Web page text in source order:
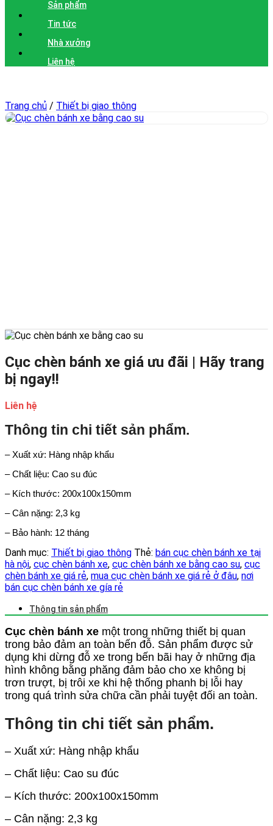
Sản phẩm
Tin tức
Nhà xưởng
Liên hệ
Trang chủ / Thiết bị giao thông
Cục chèn bánh xe giá ưu đãi | Hãy trang
bị ngay!!
Liên hệ
Thông tin chi tiết sản phẩm.
– Xuất xứ: Hàng nhập khẩu
– Chất liệu: Cao su đúc
– Kích thước: 200x100x150mm
– Cân nặng: 2,3 kg
– Bảo hành: 12 tháng
Danh mục: Thiết bị giao thông Thẻ: bán cục chèn bánh xe tại
hà nội, cục chèn bánh xe, cục chèn bánh xe bằng cao su, cục
chèn bánh xe giá rẻ, mua cục chèn bánh xe giá rẻ ở đâu, nơi
bán cục chèn bánh xe gía rẻ
Thông tin sản phẩm
Cục chèn bánh xe một trong những thiết bị quan
trong bảo đảm an toàn bến đỗ. Sản phẩm được sử
dụng khi dừng đỗ xe trong bến bãi hay ở những địa
hình không bằng phăng đảm bảo cho xe không bị
trơn trượt, bị trôi xe khi hệ thống phanh bị lỗi hay
trong quá trình sửa chữa cần phải tuyệt đối an toàn.
Thông tin chi tiết sản phẩm.
– Xuất xứ: Hàng nhập khẩu
– Chất liệu: Cao su đúc
– Kích thước: 200x100x150mm
– Cân nặng: 2,3 kg